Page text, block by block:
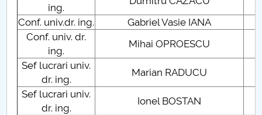
Relations Internationales
PNRR
Proiect (PRIM STUD)
Proiect SU-ETIC
ing.
Conf. univ.dr. ing.
Gabriel Vasie IANA
Conf. univ. dr.
ing.
Mihai OPROESCU
Sef lucrari univ.
dr. ing.
Marian RADUCU
Sef lucrari univ.
dr. ing.
Ionel BOSTAN